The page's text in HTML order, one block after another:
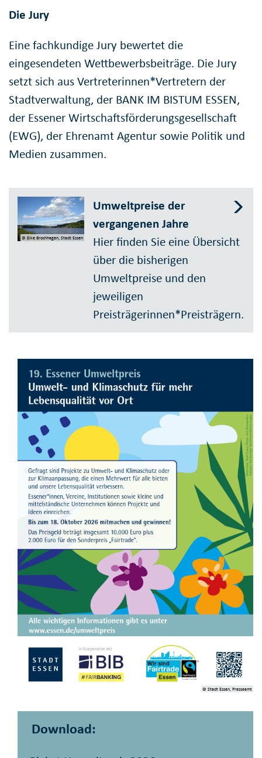
Die Jury
Eine fachkundige Jury bewertet die
eingesendeten Wettbewerbsbeiträge. Die Jury
setzt sich aus Vertreterinnen*Vertretern der
Stadtverwaltung, der BANK IM BISTUM ESSEN,
der Essener Wirtschaftsförderungsgesellschaft
(EWG), der Ehrenamt Agentur sowie Politik und
Medien zusammen.
© Elke Brochhagen, Stadt Essen
Umweltpreise der
vergangenen Jahre
Hier finden Sie eine Übersicht
über die bisherigen
Umweltpreise und den
jeweiligen
Preisträgerinnen*Preisträgern.
© Stadt Essen, Presseamt
Download: